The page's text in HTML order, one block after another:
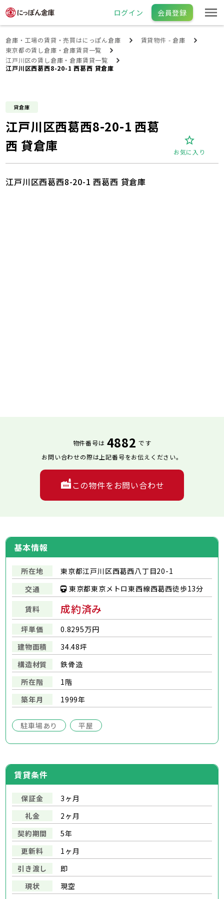
ログイン 会員登録
倉庫・工場の賃貸・売買はにっぽん倉庫
賃貸物件 - 倉庫
東京都の賃し倉庫・倉庫賃貸一覧
江戸川区の賃し倉庫・倉庫賃貸一覧
江戸川区西葛西8-20-1 西葛西 貸倉庫
貸倉庫
江戸川区西葛西8-20-1 西葛
西 貸倉庫
お気に入り
基本情報
所在地
東京都江戸川区西葛西八丁目20-1
交通
東京都東京メトロ東西線西葛西徒歩13分
賃料 成約済み
坪単価
0.8295万円
建物面積
34.48坪
構造材質
鉄骨造
所在階
1階
築年月
1999年
駐車場あり 平屋
江戸川区西葛西8-20-1 西葛西 貸倉庫
物件番号は 4882 です
お問い合わせの際は上記番号をお伝えください。
この物件をお問い合わせ
賃貸条件
保証金
3ヶ月
礼金
2ヶ月
契約期間
5年
更新料
1ヶ月
引き渡し
即
現状
現空